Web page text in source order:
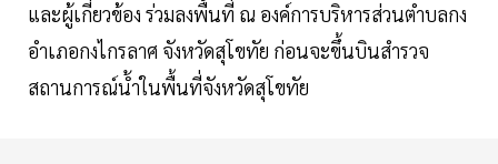
และผู้เกี่ยวข้อง ร่วมลงพื้นที่ ณ องค์การบริหารส่วนตำบลกง
อำเภอกงไกรลาศ จังหวัดสุโขทัย ก่อนจะขึ้นบินสำรวจ
สถานการณ์น้ำในพื้นที่จังหวัดสุโขทัย